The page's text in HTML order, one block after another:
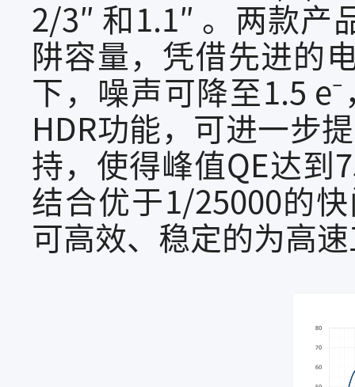
2/3″ 和1.1″ 。两款产
阱容量，凭借先进的
下，噪声可降至1.5
HDR功能，可进一步
持，使得峰值QE达到
结合优于1/25000的
可高效、稳定的为高